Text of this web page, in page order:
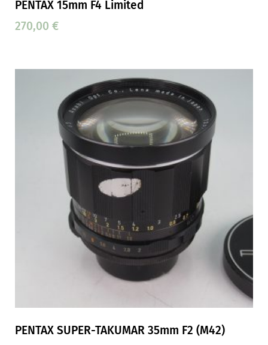
PENTAX 15mm F4 Limited
270,00 €
PENTAX SUPER-TAKUMAR 35mm F2 (M42)